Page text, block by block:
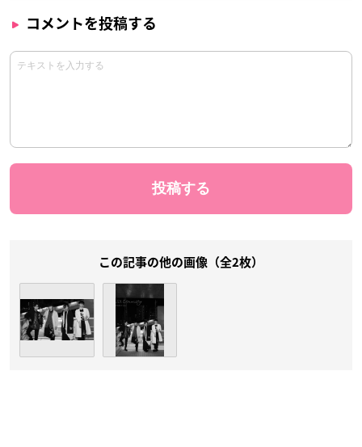
コメントを投稿する
この記事の他の画像（全2枚）